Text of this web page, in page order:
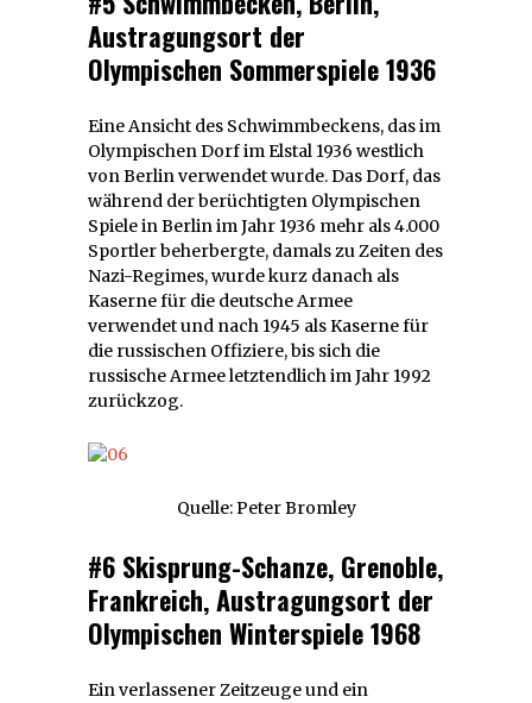
Austragungsort der
Olympischen Sommerspiele 1936
Eine Ansicht des Schwimmbeckens, das im
Olympischen Dorf im Elstal 1936 westlich
von Berlin verwendet wurde. Das Dorf, das
während der berüchtigten Olympischen
Spiele in Berlin im Jahr 1936 mehr als 4.000
Sportler beherbergte, damals zu Zeiten des
Nazi-Regimes, wurde kurz danach als
Kaserne für die deutsche Armee
verwendet und nach 1945 als Kaserne für
die russischen Offiziere, bis sich die
russische Armee letztendlich im Jahr 1992
zurückzog.
Quelle: Peter Bromley
#6 Skisprung-Schanze, Grenoble,
Frankreich, Austragungsort der
Olympischen Winterspiele 1968
Ein verlassener Zeitzeuge und ein